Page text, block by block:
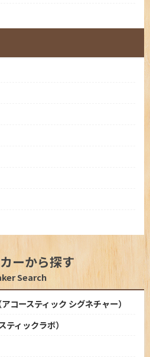
ーから探す
Search
ースティック シグネチャー）
ィックラボ）